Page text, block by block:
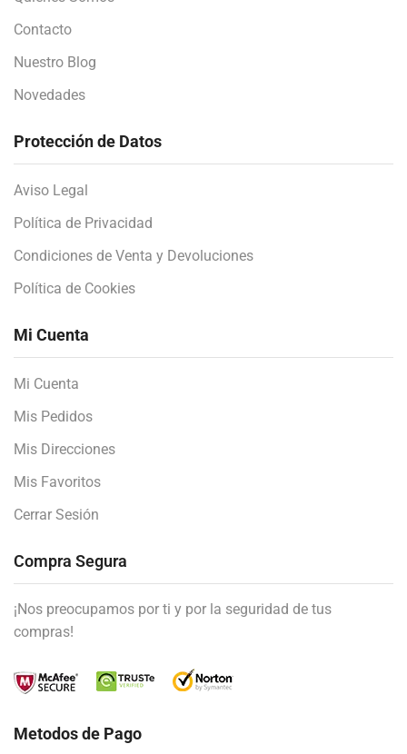
Contacto
Nuestro Blog
Novedades
Protección de Datos
Aviso Legal
Política de Privacidad
Condiciones de Venta y Devoluciones
Política de Cookies
Mi Cuenta
Mi Cuenta
Mis Pedidos
Mis Direcciones
Mis Favoritos
Cerrar Sesión
Compra Segura
¡Nos preocupamos por ti y por la seguridad de tus
compras!
Metodos de Pago